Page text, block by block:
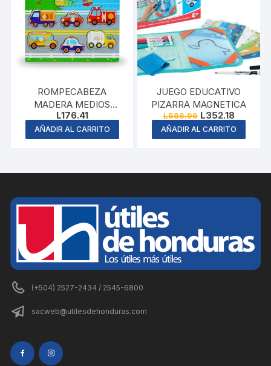
ROMPECABEZA
MADERA MEDIOS
TRANSPORTE
L176.41
AÑADIR AL CARRITO
JUEGO EDUCATIVO
PIZARRA MAGNETICA
L586.96 Original
price
was:
L586.96.
L352.18Current
price
is:
L352.18.
AÑADIR AL CARRITO
(+504) 2527-2434 / 2545-6800
sacweb@utilesdehonduras.com